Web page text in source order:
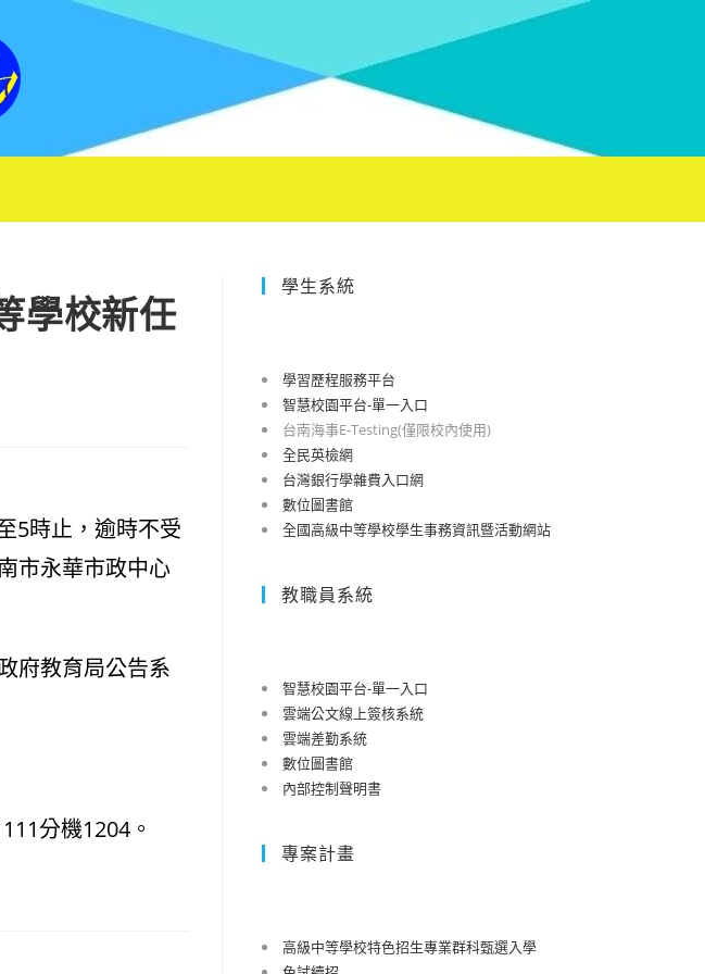
學校新任
5時止，逾時不受
市永華市政中心
府教育局公告系
分機1204。
學生系統
學習歷程服務平台
智慧校園平台-單一入口
台南海事E-Testing(僅限校內使用)
全民英檢網
台灣銀行學雜費入口網
數位圖書館
全國高級中等學校學生事務資訊暨活動網站
教職員系統
智慧校園平台-單一入口
雲端公文線上簽核系統
雲端差勤系統
數位圖書館
內部控制聲明書
專案計畫
高級中等學校特色招生專業群科甄選入學